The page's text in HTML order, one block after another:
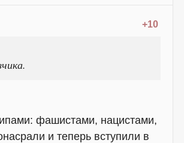
+10
фашистами, нацистами,
и теперь вступили в